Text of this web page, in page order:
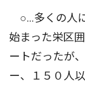
○…多くの人
始まった栄区
ートだったが
ー、１５０人